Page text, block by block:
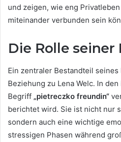
und zeigen, wie eng
miteinander verbunden sein
Die Rolle seiner
Ein zentraler Bestandteil
Beziehung zu Lena Welc. In
Begriff „pietreczko freundin“
berichtet wird. Sie ist nicht nur
sondern auch eine wichtige
stressigen Phasen während